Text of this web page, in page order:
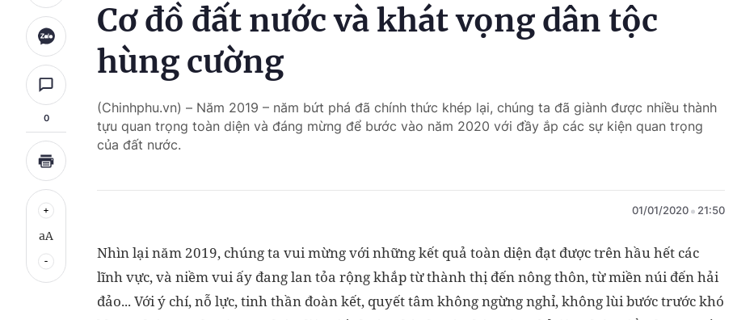
0
aA
Cơ đồ đất nước và khát vọng dân tộc
hùng cường
(Chinhphu.vn) – Năm 2019 – năm bứt phá đã chính thức khép lại, chúng ta đã giành được nhiều thành
tựu quan trọng toàn diện và đáng mừng để bước vào năm 2020 với đầy ắp các sự kiện quan trọng
của đất nước.
01/01/2020 21:50
Nhìn lại năm 2019, chúng ta vui mừng với những kết quả toàn diện đạt được trên hầu hết các
lĩnh vực, và niềm vui ấy đang lan tỏa rộng khắp từ thành thị đến nông thôn, từ miền núi đến hải
đảo... Với ý chí, nỗ lực, tinh thần đoàn kết, quyết tâm không ngừng nghỉ, không lùi bước trước khó